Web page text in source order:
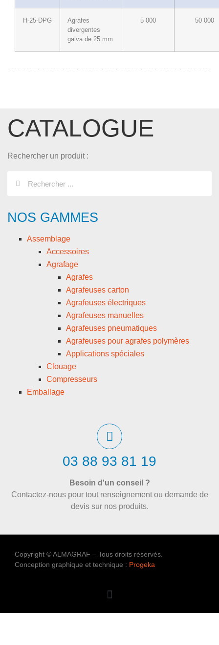
CATALOGUE
Rechercher un produit :
NOS GAMMES
Assemblage
Accessoires
Agrafage
Agrafes
Agrafeuses carton
Agrafeuses électriques
Agrafeuses manuelles
Agrafeuses pneumatiques
Agrafeuses pour agrafes polymères
Applications spéciales
Clouage
Compresseurs
Emballage
03 88 93 81 19
Besoin d'un conseil ?
Contactez-nous pour tout renseignement ou demande de
devis sur nos produits.
H-25-DPG
Agrafes
divergentes
galva de 25 mm
5 000 50 000
Copyright © ALMAGRAF – Tous droits réservés.
Conception graphique et technique : Progeka